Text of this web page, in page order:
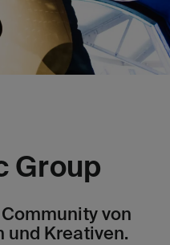
Group
von
und Kreativen.